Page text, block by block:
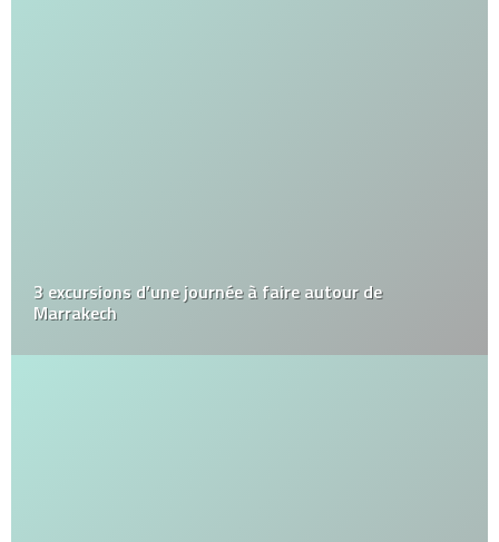
3 excursions d’une journée à faire autour de
Marrakech